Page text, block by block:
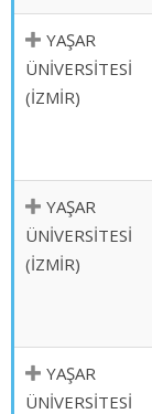
YAŞAR
ÜNİVERSİTESİ
(İZMİR)
YAŞAR
ÜNİVERSİTESİ
(İZMİR)
YAŞAR
ÜNİVERSİTESİ